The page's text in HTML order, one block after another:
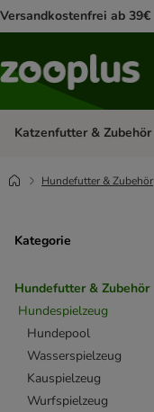
Versandkostenfrei ab 39€
Katzenfutter & Zubehör
Hundefutter & Zubehör
Kategorie
Hundefutter & Zubehör
Hundespielzeug
Hundepool
Wasserspielzeug
Kauspielzeug
Wurfspielzeug